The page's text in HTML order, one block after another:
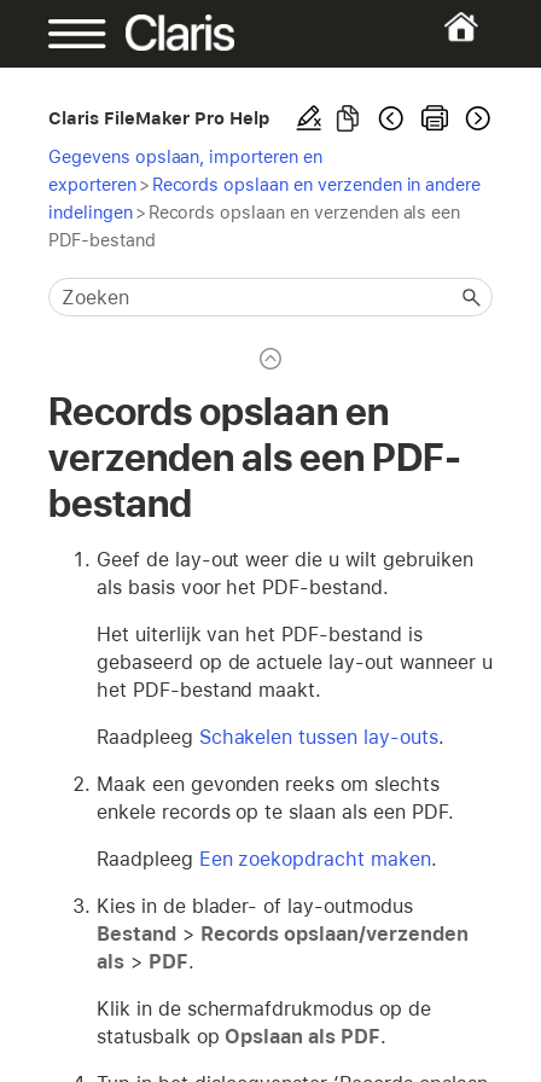
Claris FileMaker Pro Help
Gegevens opslaan, importeren en
exporteren> Records opslaan en verzenden in andere
indelingen> Records opslaan en verzenden als een
PDF-bestand
Records opslaan en
verzenden als een PDF-
bestand
Geef de lay-out weer die u wilt gebruiken
als basis voor het PDF-bestand.
Het uiterlijk van het PDF-bestand is
gebaseerd op de actuele lay-out wanneer u
het PDF-bestand maakt.
Raadpleeg Schakelen tussen lay-outs.
Maak een gevonden reeks om slechts
enkele records op te slaan als een PDF.
Raadpleeg Een zoekopdracht maken.
Kies in de blader- of lay-outmodus
Bestand> Records opslaan/verzenden
als> PDF.
Klik in de schermafdrukmodus op de
statusbalk op Opslaan als PDF.